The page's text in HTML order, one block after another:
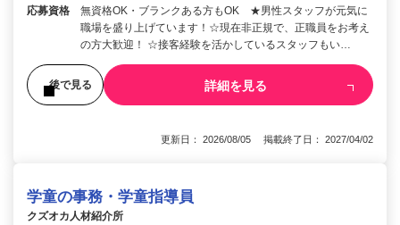
応募資格
無資格OK・ブランクある方もOK ★男性スタッフが元気に
職場を盛り上げています！☆現在非正規で、正職員をお考え
の方大歓迎！ ☆接客経験を活かしているスタッフもい…
後で見る 詳細を見る
更新日： 2026/08/05 掲載終了日： 2027/04/02
学童の事務・学童指導員
クズオカ人材紹介所